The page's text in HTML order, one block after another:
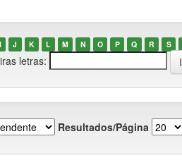
I J K L M N O P Q R S
letras:
Resultados/Página